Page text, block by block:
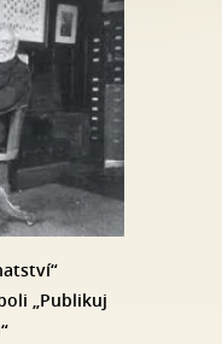
„Publikuj